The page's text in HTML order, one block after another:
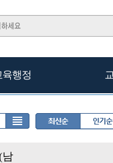
육행정
남